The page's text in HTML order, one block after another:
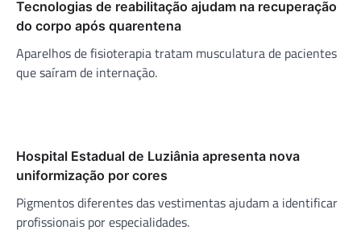
Tecnologias de reabilitação ajudam na recuperação
do corpo após quarentena
Aparelhos de fisioterapia tratam musculatura de pacientes
que saíram de internação.
Hospital Estadual de Luziânia apresenta nova
uniformização por cores
Pigmentos diferentes das vestimentas ajudam a identificar
profissionais por especialidades.